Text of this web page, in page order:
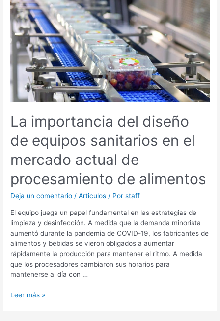
La importancia del diseño
de equipos sanitarios en el
mercado actual de
procesamiento de alimentos
Deja un comentario /Articulos / Porstaff
El equipo juega un papel fundamental en las estrategias de
limpieza y desinfección. A medida que la demanda minorista
aumentó durante la pandemia de COVID-19, los fabricantes de
alimentos y bebidas se vieron obligados a aumentar
rápidamente la producción para mantener el ritmo. A medida
que los procesadores cambiaron sus horarios para
mantenerse al día con …
diseño
de
equipos
sanitarios
en
el
mercado
actual
de
procesamiento
alimentos
Leer más »